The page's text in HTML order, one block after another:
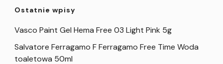
Ostatnie wpisy
Vasco Paint Gel Hema Free 03 Light Pink 5g
Salvatore Ferragamo F Ferragamo Free Time Woda
toaletowa 50ml